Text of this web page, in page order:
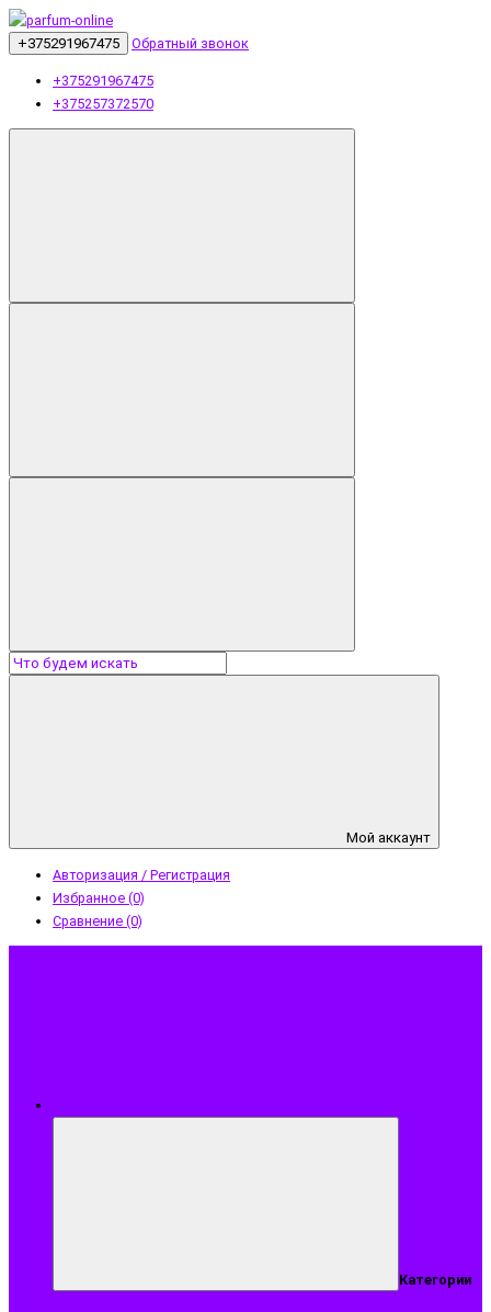
+375291967475 Обратный звонок
+375291967475
+375257372570
Мой аккаунт
Авторизация / Регистрация
Избранное (0)
Сравнение (0)
Категории